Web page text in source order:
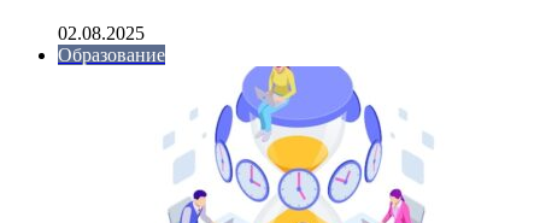
02.08.2025
Образование